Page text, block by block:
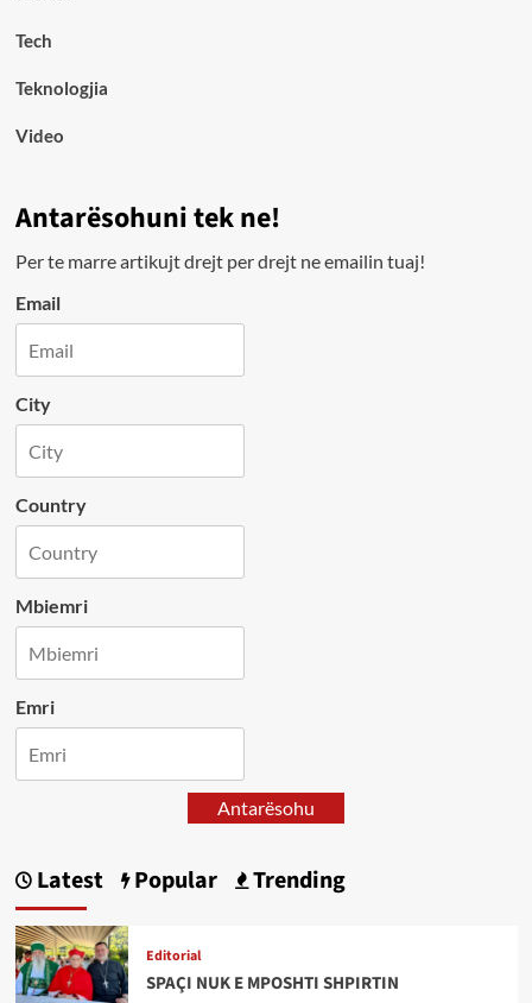
Tech
Teknologjia
Video
Antarësohuni tek ne!
Per te marre artikujt drejt per drejt ne emailin tuaj!
Email
City
Country
Mbiemri
Emri
Antarësohu
Latest Popular Trending
Editorial
SPAÇI NUK E MPOSHTI SHPIRTIN